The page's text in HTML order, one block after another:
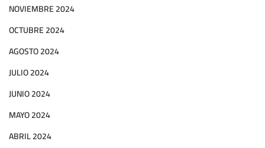
NOVIEMBRE 2024
OCTUBRE 2024
AGOSTO 2024
JULIO 2024
JUNIO 2024
MAYO 2024
ABRIL 2024